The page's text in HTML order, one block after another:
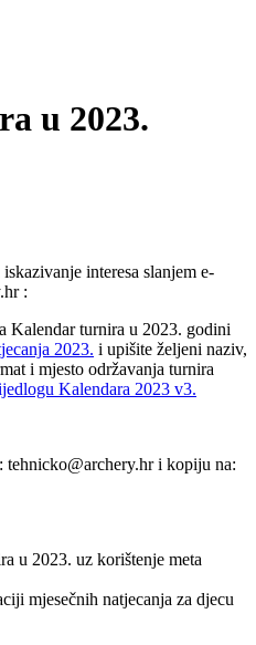
u 2023.
interesa slanjem e-
:
Kalendar turnira u 2023. godini
2023. i upišite željeni naziv,
i mjesto održavanja turnira
Kalendara 2023 v3.
tehnicko@archery.hr i kopiju na:
u 2023. uz korištenje meta
mjesečnih natjecanja za djecu